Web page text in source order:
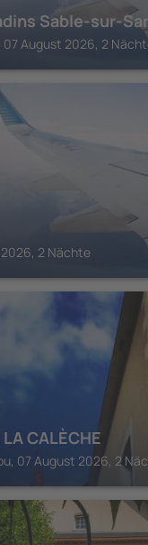
Sable-sur-
August 2026, 2
2 Nächte
CALÈCHE
07 August 2026, 2